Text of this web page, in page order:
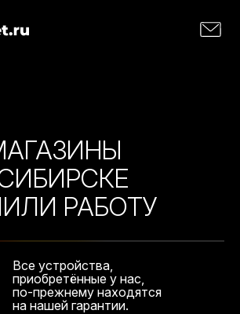
РАБОТУ
Все устройства,
приобретённые у нас,
по-прежнему находятся
на нашей гарантии.